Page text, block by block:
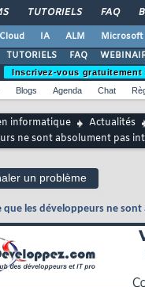
TUTORIELS FAQ
Cloud IA ALM Microsoft
TUTORIELS
FAQ
Inscrivez-vous gratuitement
Blogs Agenda Chat
informatique
Actualités
ne sont absolument pas
un problème
les développeurs ne